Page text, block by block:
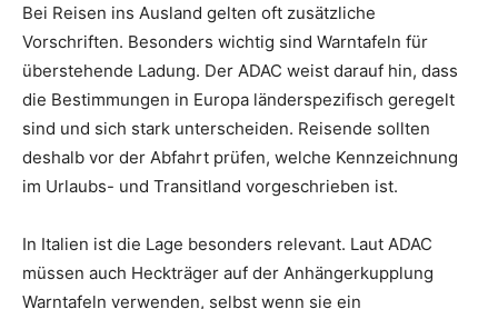
Bei Reisen ins Ausland gelten oft zusätzliche
Vorschriften. Besonders wichtig sind Warntafeln für
überstehende Ladung. Der ADAC weist darauf hin, dass
die Bestimmungen in Europa länderspezifisch geregelt
sind und sich stark unterscheiden. Reisende sollten
deshalb vor der Abfahrt prüfen, welche Kennzeichnung
im Urlaubs- und Transitland vorgeschrieben ist.
In Italien ist die Lage besonders relevant. Laut ADAC
müssen auch Heckträger auf der Anhängerkupplung
Warntafeln verwenden, selbst wenn sie ein